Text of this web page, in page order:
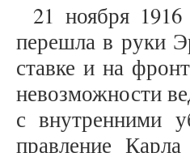
21 ноября
перешла в руки
ставке и на
невозможности
с внутренними
правление